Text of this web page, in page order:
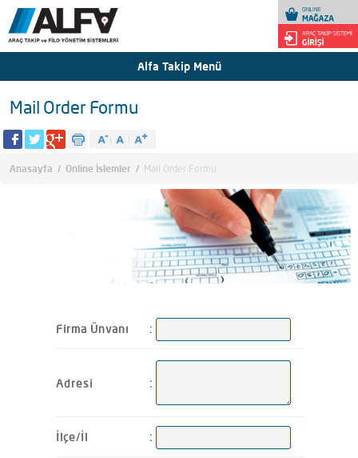
Alfa Takip Menü
Mail Order Formu
Anasayfa / Online İslemler / Mail Order Formu
Firma Ünvanı :
Adresi :
İlçe/İl :